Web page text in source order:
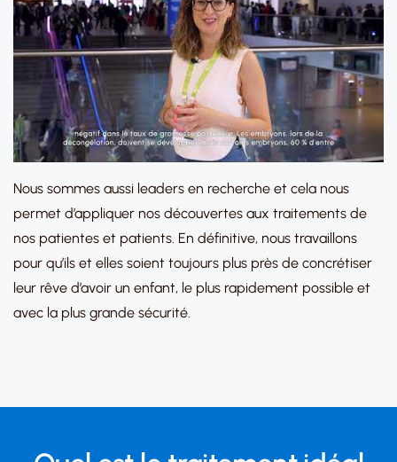
Nous sommes aussi leaders en recherche et cela nous
permet d’appliquer nos découvertes aux traitements de
nos patientes et patients. En définitive, nous travaillons
pour qu’ils et elles soient toujours plus près de concrétiser
leur rêve d’avoir un enfant, le plus rapidement possible et
avec la plus grande sécurité.